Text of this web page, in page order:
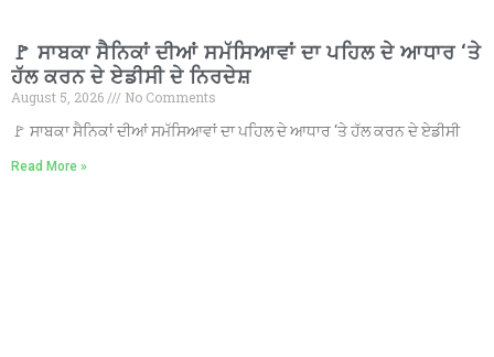
🚩 ਸਾਬਕਾ ਸੈਨਿਕਾਂ ਦੀਆਂ ਸਮੱਸਿਆਵਾਂ ਦਾ ਪਹਿਲ ਦੇ ਆਧਾਰ ‘ਤੇ
ਹੱਲ ਕਰਨ ਦੇ ਏਡੀਸੀ ਦੇ ਨਿਰਦੇਸ਼
August 5, 2026
No Comments
🚩 ਸਾਬਕਾ ਸੈਨਿਕਾਂ ਦੀਆਂ ਸਮੱਸਿਆਵਾਂ ਦਾ ਪਹਿਲ ਦੇ ਆਧਾਰ ‘ਤੇ ਹੱਲ ਕਰਨ ਦੇ ਏਡੀਸੀ
Read More »